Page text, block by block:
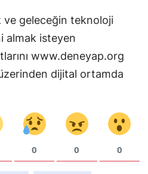
Rize
Sakarya
Sinop
Sivas
Tekirdağ
ve geleceğin teknoloji
almak isteyen
www.deneyap.org
dijital ortamda
0 0 0